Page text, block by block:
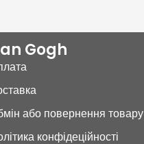
Gogh
або повернення товару
конфідеційності